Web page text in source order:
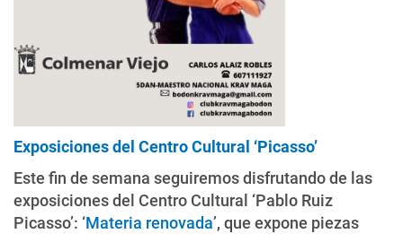
Exposiciones del Centro Cultural ‘Picasso’
Este fin de semana seguiremos disfrutando de las
exposiciones del Centro Cultural ‘Pablo Ruiz
Picasso’: ‘Materia renovada’, que expone piezas